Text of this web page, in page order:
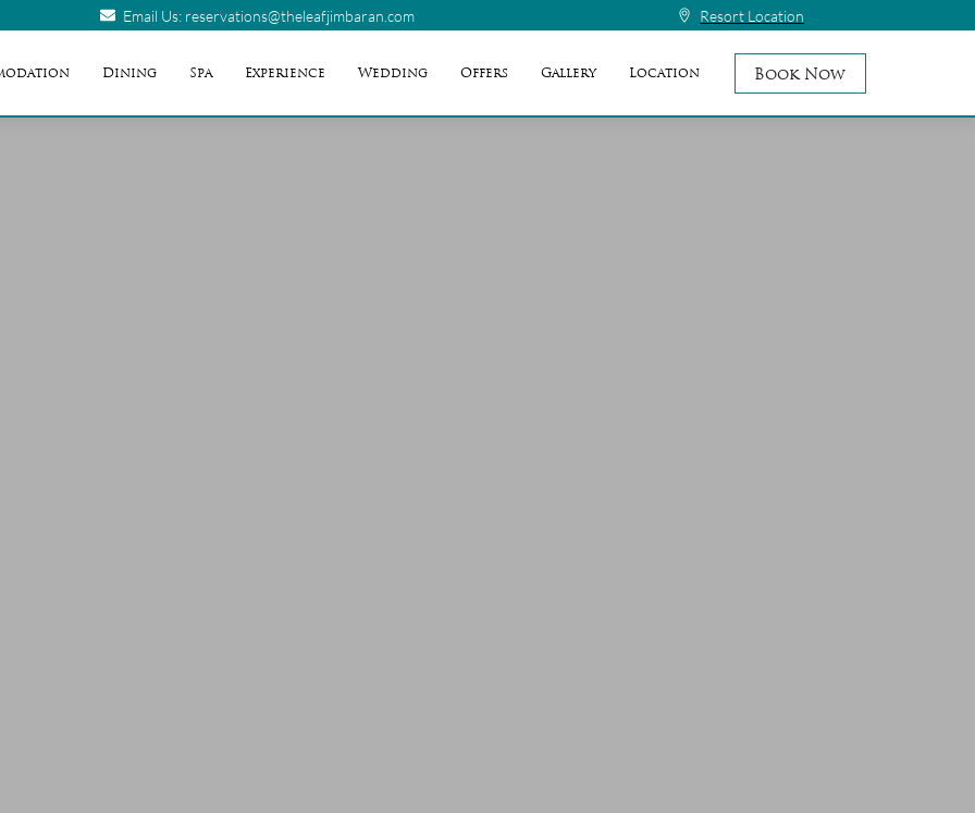
Email Us: reservations@theleafjimbaran.com Resort Location
Dining Spa Experience Wedding Offers Gallery Location Book Now